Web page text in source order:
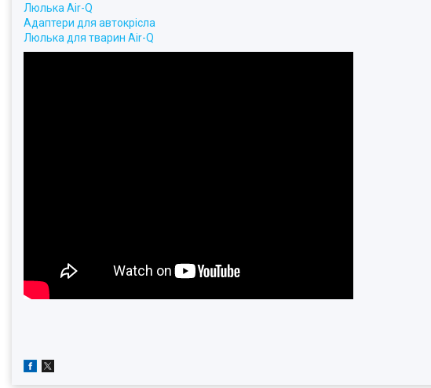
Люлька Air-Q
Адаптери для автокрісла
Люлька для тварин Air-Q